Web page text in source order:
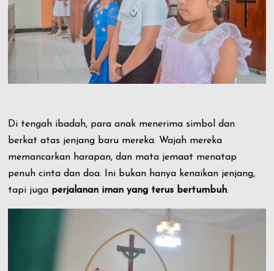
Di tengah ibadah, para anak menerima simbol dan
berkat atas jenjang baru mereka. Wajah mereka
memancarkan harapan, dan mata jemaat menatap
penuh cinta dan doa. Ini bukan hanya kenaikan jenjang,
tapi juga perjalanan iman yang terus bertumbuh.